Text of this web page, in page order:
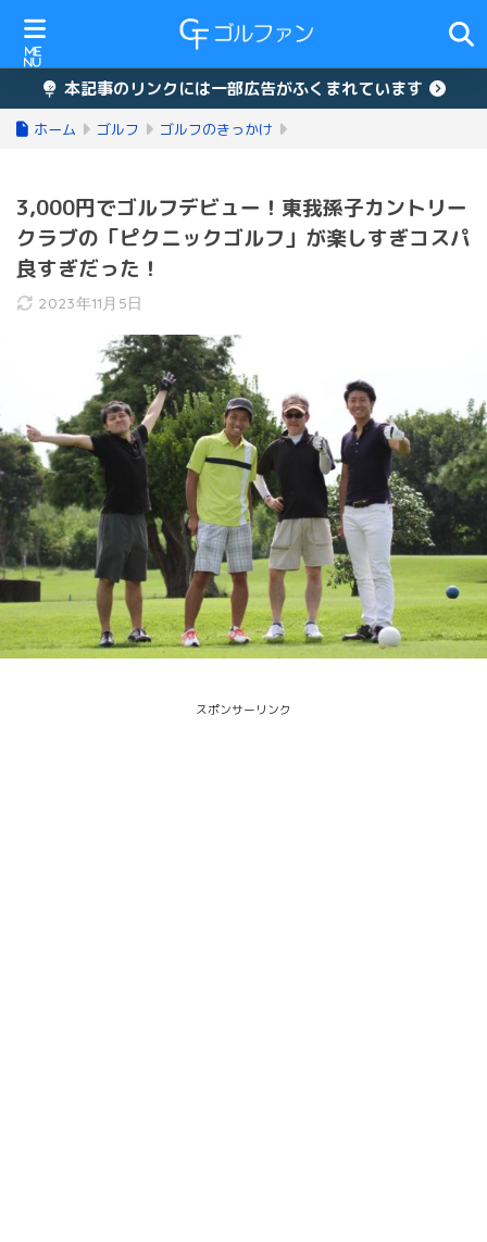
本記事のリンクには一部広告がふくまれています
ホーム ゴルフ ゴルフのきっかけ
3,000円でゴルフデビュー！東我孫子カントリー
クラブの「ピクニックゴルフ」が楽しすぎコスパ
良すぎだった！
2023年11月5日
スポンサーリンク